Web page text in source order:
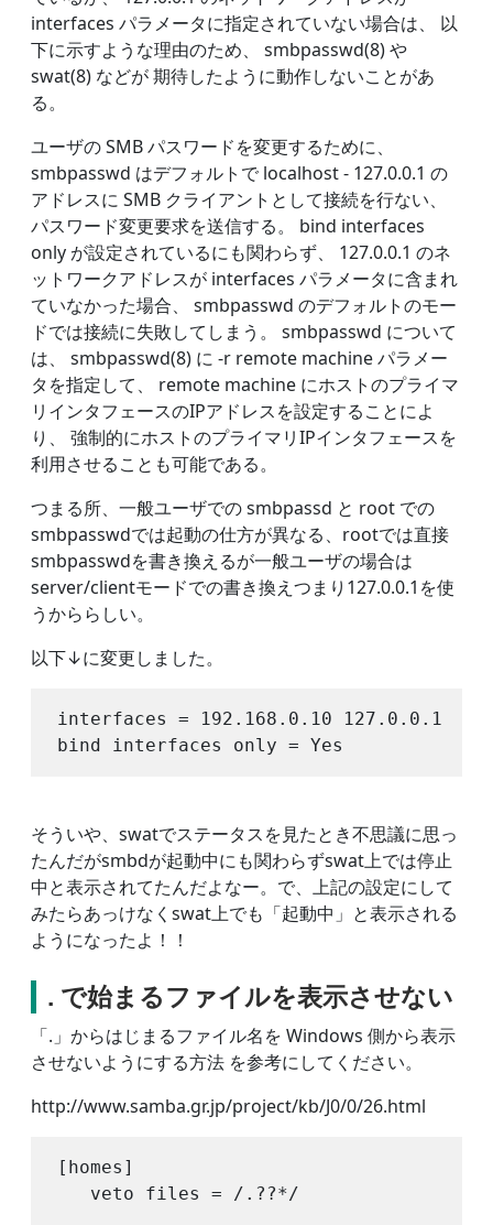
interfaces パラメータに指定されていない場合は、 以
下に示すような理由のため、 smbpasswd(8) や
swat(8) などが 期待したように動作しないことがあ
る。
ユーザの SMB パスワードを変更するために、
smbpasswd はデフォルトで localhost - 127.0.0.1 の
アドレスに SMB クライアントとして接続を行ない、
パスワード変更要求を送信する。 bind interfaces
only が設定されているにも関わらず、 127.0.0.1 のネ
ットワークアドレスが interfaces パラメータに含まれ
ていなかった場合、 smbpasswd のデフォルトのモー
ドでは接続に失敗してしまう。 smbpasswd について
は、 smbpasswd(8) に -r remote machine パラメー
タを指定して、 remote machine にホストのプライマ
リインタフェースのIPアドレスを設定することによ
り、 強制的にホストのプライマリIPインタフェースを
利用させることも可能である。
つまる所、一般ユーザでの smbpassd と root での
smbpasswdでは起動の仕方が異なる、rootでは直接
smbpasswdを書き換えるが一般ユーザの場合は
server/clientモードでの書き換えつまり127.0.0.1を使
うかららしい。
以下↓に変更しました。
interfaces = 192.168.0.10 127.0.0.1
そういや、swatでステータスを見たとき不思議に思っ
たんだがsmbdが起動中にも関わらずswat上では停止
中と表示されてたんだよなー。で、上記の設定にして
みたらあっけなくswat上でも「起動中」と表示される
ようになったよ！！
. で始まるファイルを表示させない
「.」からはじまるファイル名を Windows 側から表示
させないようにする方法 を参考にしてください。
http://www.samba.gr.jp/project/kb/J0/0/26.html
[homes]